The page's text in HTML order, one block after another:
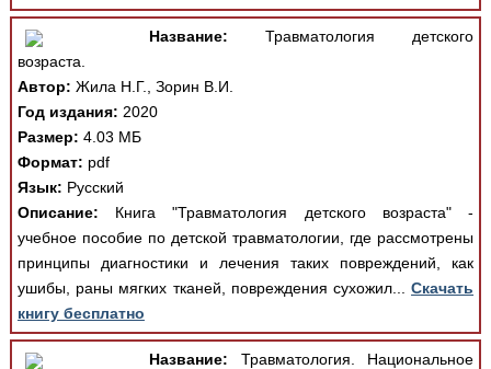
Название: Травматология детского
возраста.
Автор: Жила Н.Г., Зорин В.И.
Год издания: 2020
Размер: 4.03 МБ
Формат: pdf
Язык: Русский
Описание: Книга "Травматология детского возраста" -
учебное пособие по детской травматологии, где рассмотрены
принципы диагностики и лечения таких повреждений, как
ушибы, раны мягких тканей, повреждения сухожил...Скачать
книгу бесплатно
Название: Травматология. Национальное